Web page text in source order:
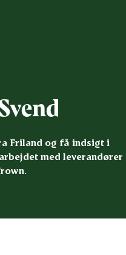
Friland og få indsigt i
med leverandører